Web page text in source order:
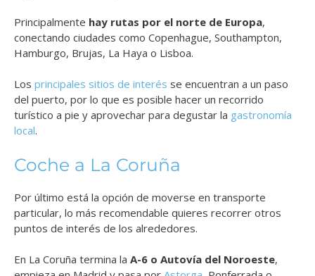
Principalmente hay rutas por el norte de Europa,
conectando ciudades como Copenhague, Southampton,
Hamburgo, Brujas, La Haya o Lisboa.
Los principales sitios de interés se encuentran a un paso
del puerto, por lo que es posible hacer un recorrido
turístico a pie y aprovechar para degustar la gastronomía
local.
Coche a La Coruña
Por último está la opción de moverse en transporte
particular, lo más recomendable quieres recorrer otros
puntos de interés de los alrededores.
En La Coruña termina la A-6 o Autovía del Noroeste,